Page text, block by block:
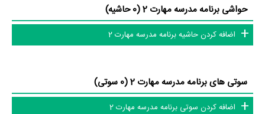
هنوز موردی ثبت نشده است. قطعا ما و شما به این حد قانع نیستیم؛ باید
هنرمندان و آثار سینما، تلویزیون و تئاتر را کامل و کامل‌تر کنیم.
حواشی برنامه مدرسه مهارت 2 (0 حاشیه)
اضافه کردن حاشیه برنامه مدرسه مهارت 2
سوتی های برنامه مدرسه مهارت 2 (0 سوتی)
اضافه کردن سوتی برنامه مدرسه مهارت 2